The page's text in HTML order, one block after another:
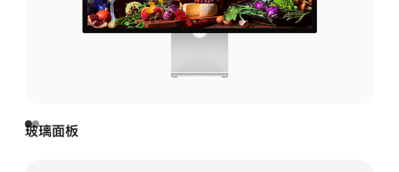
玻璃面板